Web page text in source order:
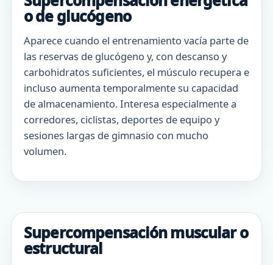
o de glucógeno
Aparece cuando el entrenamiento vacía parte de
las reservas de glucógeno y, con descanso y
carbohidratos suficientes, el músculo recupera e
incluso aumenta temporalmente su capacidad
de almacenamiento. Interesa especialmente a
corredores, ciclistas, deportes de equipo y
sesiones largas de gimnasio con mucho
volumen.
Supercompensación muscular o
estructural